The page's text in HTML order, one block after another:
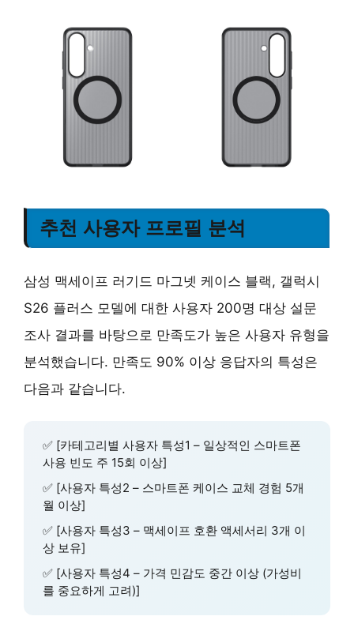
추천 사용자 프로필 분석
삼성 맥세이프 러기드 마그넷 케이스 블랙, 갤럭시
S26 플러스 모델에 대한 사용자 200명 대상 설문
조사 결과를 바탕으로 만족도가 높은 사용자 유형을
분석했습니다. 만족도 90% 이상 응답자의 특성은
다음과 같습니다.
✅ [카테고리별 사용자 특성1 – 일상적인 스마트폰
사용 빈도 주 15회 이상]
✅ [사용자 특성2 – 스마트폰 케이스 교체 경험 5개
월 이상]
✅ [사용자 특성3 – 맥세이프 호환 액세서리 3개 이
상 보유]
✅ [사용자 특성4 – 가격 민감도 중간 이상 (가성비
를 중요하게 고려)]